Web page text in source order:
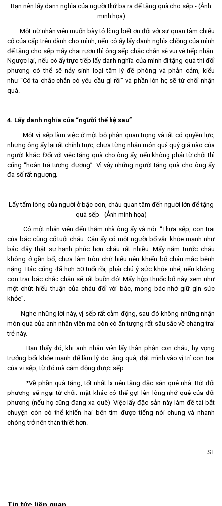
Bạn nên lấy danh nghĩa của người thứ ba ra để tặng quà cho sếp - (Ảnh
minh họa)
Một nữ nhân viên muốn bày tỏ lòng biết ơn đối với sự quan tâm chiếu
cố của cấp trên dành cho mình, nếu cô ấy lấy danh nghĩa chồng của mình
để tặng cho sếp mấy chai rượu thì ông sếp chắc chắn sẽ vui vẻ tiếp nhận.
Ngược lại, nếu cô ấy trực tiếp lấy danh nghĩa của mình đi tặng quà thì đối
phương có thể sẽ nảy sinh loại tâm lý đề phòng và phản cảm, kiểu
như “Cô ta chắc chắn có yêu cầu gì rồi” và phần lớn họ sẽ từ chối nhận
quà.
4. Lấy danh nghĩa của “người thế hệ sau”
Một vị sếp làm việc ở một bộ phận quan trọng và rất có quyền lực,
nhưng ông ấy lại rất chính trực, chưa từng nhận món quà quý giá nào của
người khác. Đối với việc tặng quà cho ông ấy, nếu không phải từ chối thì
cũng “hoàn trả tương đương”. Vì vậy những người tặng quà cho ông ấy
đa số rất ngượng.
Lấy tấm lòng của người ở bậc con, cháu quan tâm đến người lớn để tặng
quà sếp - (Ảnh minh họa)
Có một nhân viên đến thăm nhà ông ấy và nói: “Thưa sếp, con trai
của bác cũng cỡ tuổi cháu. Cậu ấy có một người bố vẫn khỏe mạnh như
bác đây thật sự hạnh phúc hơn cháu rất nhiều. Mấy năm trước cháu
không ở gần bố, chưa làm tròn chữ hiếu nên khiến bố cháu mắc bệnh
nặng. Bác cũng đã hơn 50 tuổi rồi, phải chú ý sức khỏe nhé, nếu không
con trai bác chắc chắn sẽ rất buồn đó! Mấy hộp thuốc bổ này xem như
một chút hiếu thuận của cháu đối với bác, mong bác nhớ giữ gìn sức
khỏe”.
Nghe những lời này, vị sếp rất cảm động, sau đó không những nhận
món quà của anh nhân viên mà còn có ấn tượng rất sâu sắc về chàng trai
trẻ này.
Bạn thấy đó, khi anh nhân viên lấy thân phận con cháu, hy vọng
trưởng bối khỏe mạnh để làm lý do tặng quà, đặt mình vào vị trí con trai
của vị sếp, từ đó mà cảm động được sếp.
*Về phần quà tặng, tốt nhất là nên tặng đặc sản quê nhà. Bởi đối
phương sẽ ngại từ chối; mặt khác có thể gợi lên lòng nhớ quê của đối
phương (nếu họ cũng đang xa quê). Việc lấy đặc sản này làm đề tài bắt
chuyện còn có thể khiến hai bên tìm được tiếng nói chung và nhanh
chóng trở nên thân thiết hơn.
ST